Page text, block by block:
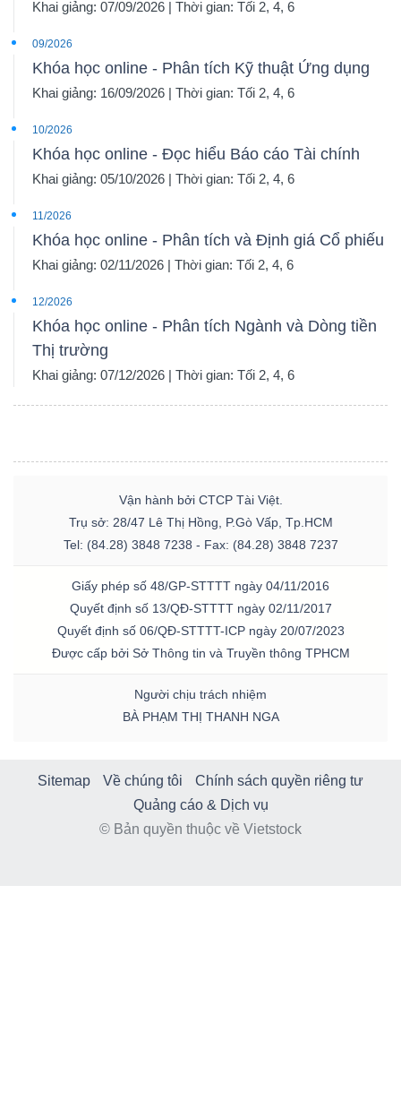
Khai giảng: 07/09/2026 | Thời gian: Tối 2, 4, 6
09/2026
Khóa học online - Phân tích Kỹ thuật Ứng dụng
Khai giảng: 16/09/2026 | Thời gian: Tối 2, 4, 6
10/2026
Khóa học online - Đọc hiểu Báo cáo Tài chính
Khai giảng: 05/10/2026 | Thời gian: Tối 2, 4, 6
11/2026
Khóa học online - Phân tích và Định giá Cổ phiếu
Khai giảng: 02/11/2026 | Thời gian: Tối 2, 4, 6
12/2026
Khóa học online - Phân tích Ngành và Dòng tiền
Thị trường
Khai giảng: 07/12/2026 | Thời gian: Tối 2, 4, 6
Vận hành bởi CTCP Tài Việt.
Trụ sở: 28/47 Lê Thị Hồng, P.Gò Vấp, Tp.HCM
Tel: (84.28) 3848 7238 - Fax: (84.28) 3848 7237
Giấy phép số 48/GP-STTTT ngày 04/11/2016
Quyết định số 13/QĐ-STTTT ngày 02/11/2017
Quyết định số 06/QĐ-STTTT-ICP ngày 20/07/2023
Được cấp bởi Sở Thông tin và Truyền thông TPHCM
Người chịu trách nhiệm
BÀ PHẠM THỊ THANH NGA
Sitemap Về chúng tôi
Chính sách quyền riêng tư
Quảng cáo & Dịch vụ
© Bản quyền thuộc về Vietstock
chính